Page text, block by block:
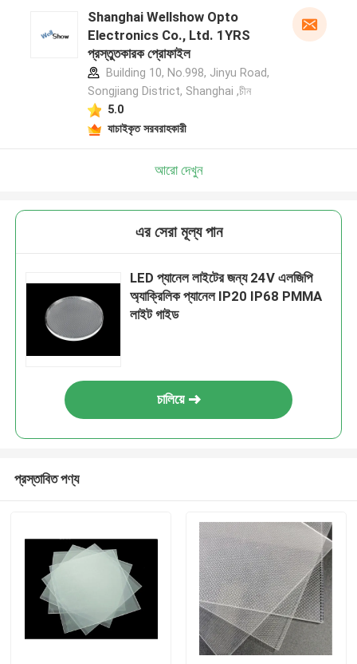
Shanghai Wellshow Opto
Electronics Co., Ltd. 1YRS
প্রস্তুতকারক প্রোফাইল
Building 10, No.998, Jinyu Road,
Songjiang District, Shanghai ,চীন
5.0
যাচাইকৃত সরবরাহকারী
আরো দেখুন
এর সেরা মূল্য পান
LED প্যানেল লাইটের জন্য 24V এলজিপি
অ্যাক্রিলিক প্যানেল IP20 IP68 PMMA
লাইট গাইড
চালিয়ে
প্রস্তাবিত পণ্য